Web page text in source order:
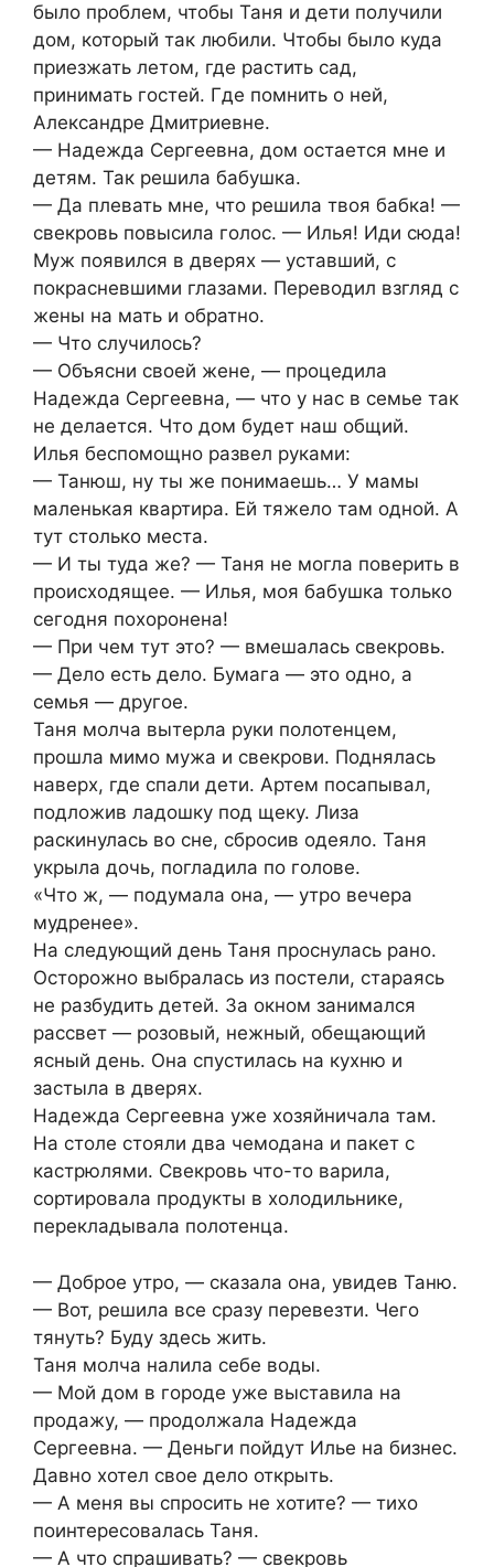
было проблем, чтобы Таня и дети получили
дом, который так любили. Чтобы было куда
приезжать летом, где растить сад,
принимать гостей. Где помнить о ней,
Александре Дмитриевне.
— Надежда Сергеевна, дом остается мне и
детям. Так решила бабушка.
— Да плевать мне, что решила твоя бабка! —
свекровь повысила голос. — Илья! Иди сюда!
Муж появился в дверях — уставший, с
покрасневшими глазами. Переводил взгляд с
жены на мать и обратно.
— Что случилось?
— Объясни своей жене, — процедила
Надежда Сергеевна, — что у нас в семье так
не делается. Что дом будет наш общий.
Илья беспомощно развел руками:
— Танюш, ну ты же понимаешь… У мамы
маленькая квартира. Ей тяжело там одной. А
тут столько места.
— И ты туда же? — Таня не могла поверить в
происходящее. — Илья, моя бабушка только
сегодня похоронена!
— При чем тут это? — вмешалась свекровь.
— Дело есть дело. Бумага — это одно, а
семья — другое.
Таня молча вытерла руки полотенцем,
прошла мимо мужа и свекрови. Поднялась
наверх, где спали дети. Артем посапывал,
подложив ладошку под щеку. Лиза
раскинулась во сне, сбросив одеяло. Таня
укрыла дочь, погладила по голове.
«Что ж, — подумала она, — утро вечера
мудренее».
На следующий день Таня проснулась рано.
Осторожно выбралась из постели, стараясь
не разбудить детей. За окном занимался
рассвет — розовый, нежный, обещающий
ясный день. Она спустилась на кухню и
застыла в дверях.
Надежда Сергеевна уже хозяйничала там.
На столе стояли два чемодана и пакет с
кастрюлями. Свекровь что-то варила,
сортировала продукты в холодильнике,
перекладывала полотенца.
— Доброе утро, — сказала она, увидев Таню.
— Вот, решила все сразу перевезти. Чего
тянуть? Буду здесь жить.
Таня молча налила себе воды.
— Мой дом в городе уже выставила на
продажу, — продолжала Надежда
Сергеевна. — Деньги пойдут Илье на бизнес.
Давно хотел свое дело открыть.
— А меня вы спросить не хотите? — тихо
поинтересовалась Таня.
— А что спрашивать? — свекровь